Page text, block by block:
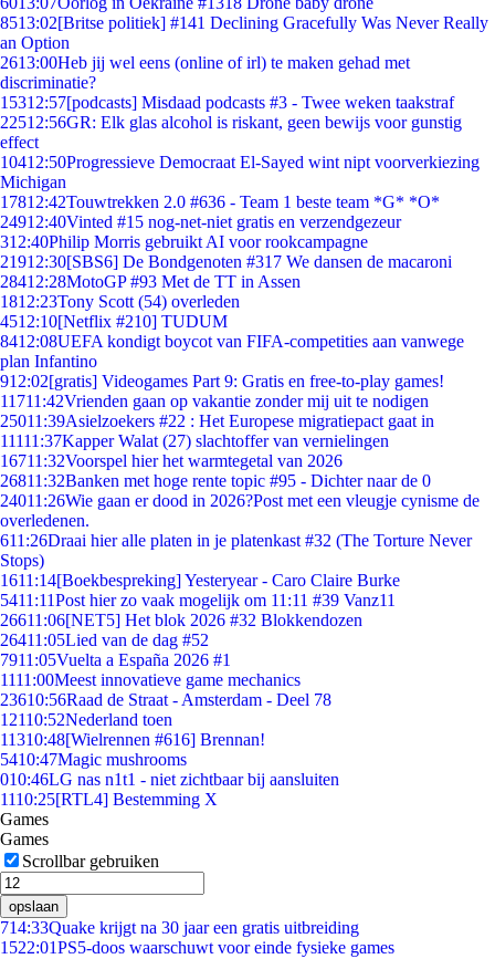
8513:02[Britse politiek] #141 Declining Gracefully Was Never Really
an Option
2613:00Heb jij wel eens (online of irl) te maken gehad met
discriminatie?
15312:57[podcasts] Misdaad podcasts #3 - Twee weken taakstraf
22512:56GR: Elk glas alcohol is riskant, geen bewijs voor gunstig
effect
10412:50Progressieve Democraat El-Sayed wint nipt voorverkiezing
Michigan
17812:42Touwtrekken 2.0 #636 - Team 1 beste team *G* *O*
24912:40Vinted #15 nog-net-niet gratis en verzendgezeur
312:40Philip Morris gebruikt AI voor rookcampagne
21912:30[SBS6] De Bondgenoten #317 We dansen de macaroni
28412:28MotoGP #93 Met de TT in Assen
1812:23Tony Scott (54) overleden
4512:10[Netflix #210] TUDUM
8412:08UEFA kondigt boycot van FIFA-competities aan vanwege
plan Infantino
912:02[gratis] Videogames Part 9: Gratis en free-to-play games!
11711:42Vrienden gaan op vakantie zonder mij uit te nodigen
25011:39Asielzoekers #22 : Het Europese migratiepact gaat in
11111:37Kapper Walat (27) slachtoffer van vernielingen
16711:32Voorspel hier het warmtegetal van 2026
26811:32Banken met hoge rente topic #95 - Dichter naar de 0
24011:26Wie gaan er dood in 2026?Post met een vleugje cynisme de
overledenen.
611:26Draai hier alle platen in je platenkast #32 (The Torture Never
Stops)
1611:14[Boekbespreking] Yesteryear - Caro Claire Burke
5411:11Post hier zo vaak mogelijk om 11:11 #39 Vanz11
26611:06[NET5] Het blok 2026 #32 Blokkendozen
26411:05Lied van de dag #52
7911:05Vuelta a España 2026 #1
1111:00Meest innovatieve game mechanics
23610:56Raad de Straat - Amsterdam - Deel 78
12110:52Nederland toen
11310:48[Wielrennen #616] Brennan!
5410:47Magic mushrooms
010:46LG nas n1t1 - niet zichtbaar bij aansluiten
1110:25[RTL4] Bestemming X
Games
Games
Scrollbar gebruiken
opslaan
714:33Quake krijgt na 30 jaar een gratis uitbreiding
1522:01PS5-doos waarschuwt voor einde fysieke games